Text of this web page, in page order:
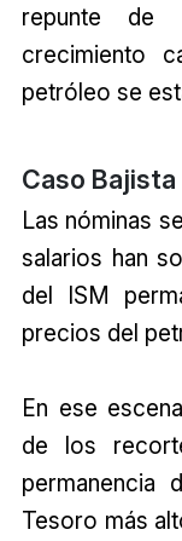
repunte de
crecimiento
petróleo se
Caso
Las nóminas
salarios han
del ISM
precios del
En ese
de los
permanencia
Tesoro más